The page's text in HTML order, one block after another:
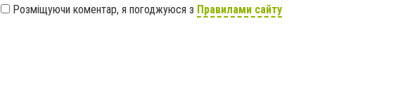
Розміщуючи коментар, я погоджуюся з Правилами сайту